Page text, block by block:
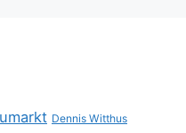
Dennis Witthus